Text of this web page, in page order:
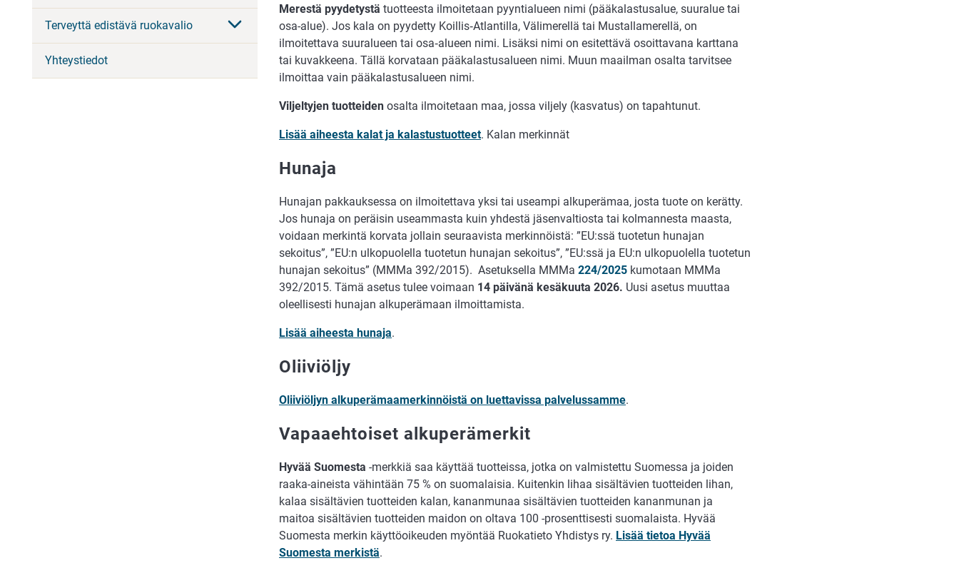
Terveyttä edistävä ruokavalio
Yhteystiedot
Merestä pyydetystä tuotteesta ilmoitetaan pyyntialueen nimi (pääkalastusalue, suuralue tai
osa-alue). Jos kala on pyydetty Koillis‑Atlantilla, Välimerellä tai Mustallamerellä, on
ilmoitettava suuralueen tai osa‑alueen nimi. Lisäksi nimi on esitettävä osoittavana karttana
tai kuvakkeena. Tällä korvataan pääkalastusalueen nimi. Muun maailman osalta tarvitsee
ilmoittaa vain pääkalastusalueen nimi.
Viljeltyjen tuotteiden osalta ilmoitetaan maa, jossa viljely (kasvatus) on tapahtunut.
Lisää aiheesta kalat ja kalastustuotteet. Kalan merkinnät
Hunaja
Hunajan pakkauksessa on ilmoitettava yksi tai useampi alkuperämaa, josta tuote on kerätty.
Jos hunaja on peräisin useammasta kuin yhdestä jäsenvaltiosta tai kolmannesta maasta,
voidaan merkintä korvata jollain seuraavista merkinnöistä: ”EU:ssä tuotetun hunajan
sekoitus”, ”EU:n ulkopuolella tuotetun hunajan sekoitus”, ”EU:ssä ja EU:n ulkopuolella tuotetun
hunajan sekoitus” (MMMa 392/2015). Asetuksella MMMa 224/2025 kumotaan MMMa
392/2015. Tämä asetus tulee voimaan 14 päivänä kesäkuuta 2026. Uusi asetus muuttaa
oleellisesti hunajan alkuperämaan ilmoittamista.
Lisää aiheesta hunaja.
Oliiviöljy
Oliiviöljyn alkuperämaamerkinnöistä on luettavissa palvelussamme.
Vapaaehtoiset alkuperämerkit
Hyvää Suomesta -merkkiä saa käyttää tuotteissa, jotka on valmistettu Suomessa ja joiden
raaka-aineista vähintään 75 % on suomalaisia. Kuitenkin lihaa sisältävien tuotteiden lihan,
kalaa sisältävien tuotteiden kalan, kananmunaa sisältävien tuotteiden kananmunan ja
maitoa sisältävien tuotteiden maidon on oltava 100 -prosenttisesti suomalaista. Hyvää
Suomesta merkin käyttöoikeuden myöntää Ruokatieto Yhdistys ry. Lisää tietoa Hyvää
Suomesta merkistä.